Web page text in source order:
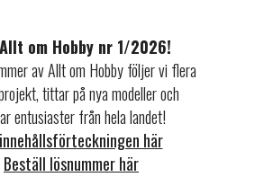
om Hobby nr 1/2026!
av Allt om Hobby följer vi flera
tittar på nya modeller och
entusiaster från hela landet!
här
Beställ lösnummer här